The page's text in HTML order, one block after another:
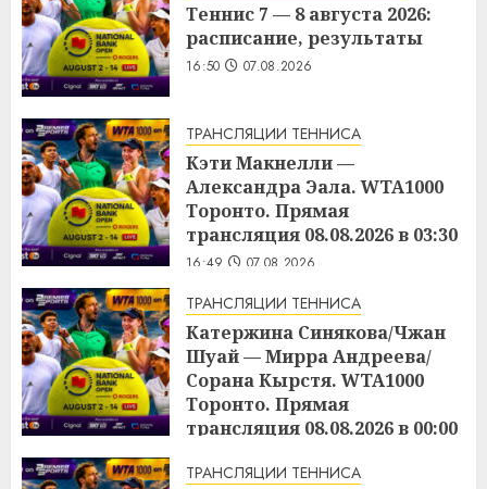
Теннис 7 — 8 августа 2026:
расписание, результаты
16:50 07.08.2026
ТРАНСЛЯЦИИ ТЕННИСА
Кэти Макнелли —
Александра Эала. WTA1000
Торонто. Прямая
трансляция 08.08.2026 в 03:30
16:49 07.08.2026
ТРАНСЛЯЦИИ ТЕННИСА
Катержина Синякова/Чжан
Шуай — Мирра Андреева/
Сорана Кырстя. WTA1000
Торонто. Прямая
трансляция 08.08.2026 в 00:00
ТРАНСЛЯЦИИ ТЕННИСА